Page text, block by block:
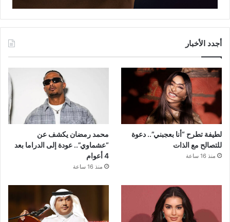
أجدد الأخبار
لطيفة تطرح “أنا بعجبني”.. دعوة
للتصالح مع الذات
منذ 16 ساعة
محمد رمضان يكشف عن
“عشماوي”.. عودة إلى الدراما بعد
4 أعوام
منذ 16 ساعة